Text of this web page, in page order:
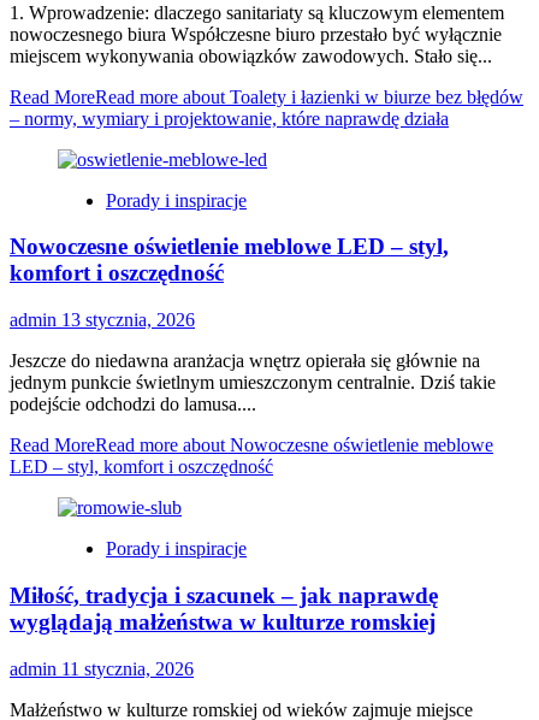
1. Wprowadzenie: dlaczego sanitariaty są kluczowym elementem
nowoczesnego biura Współczesne biuro przestało być wyłącznie
miejscem wykonywania obowiązków zawodowych. Stało się...
Read MoreRead more about Toalety i łazienki w biurze bez błędów
– normy, wymiary i projektowanie, które naprawdę działa
Porady i inspiracje
Nowoczesne oświetlenie meblowe LED – styl,
komfort i oszczędność
admin 13 stycznia, 2026
Jeszcze do niedawna aranżacja wnętrz opierała się głównie na
jednym punkcie świetlnym umieszczonym centralnie. Dziś takie
podejście odchodzi do lamusa....
Read MoreRead more about Nowoczesne oświetlenie meblowe
LED – styl, komfort i oszczędność
Porady i inspiracje
Miłość, tradycja i szacunek – jak naprawdę
wyglądają małżeństwa w kulturze romskiej
admin 11 stycznia, 2026
Małżeństwo w kulturze romskiej od wieków zajmuje miejsce